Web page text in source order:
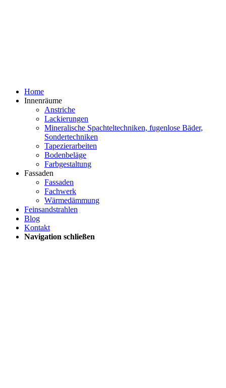
Home
Innenräume
Anstriche
Lackierungen
Mineralische Spachteltechniken, fugenlose Bäder,
Sondertechniken
Tapezierarbeiten
Bodenbeläge
Farbgestaltung
Fassaden
Fassaden
Fachwerk
Wärmedämmung
Feinsandstrahlen
Blog
Kontakt
Navigation schließen